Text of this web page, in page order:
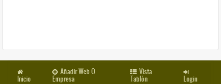
Inicio
Añadir Web O
Empresa
Vista
Tablón Login